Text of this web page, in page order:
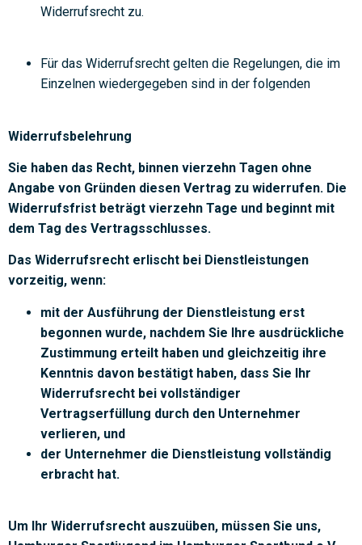
Widerrufsrecht zu.
Für das Widerrufsrecht gelten die Regelungen, die im
Einzelnen wiedergegeben sind in der folgenden
Widerrufsbelehrung
Sie haben das Recht, binnen vierzehn Tagen ohne
Angabe von Gründen diesen Vertrag zu widerrufen. Die
Widerrufsfrist beträgt vierzehn Tage und beginnt mit
dem Tag des Vertragsschlusses.
Das Widerrufsrecht erlischt bei Dienstleistungen
vorzeitig, wenn:
mit der Ausführung der Dienstleistung erst
begonnen wurde, nachdem Sie Ihre ausdrückliche
Zustimmung erteilt haben und gleichzeitig ihre
Kenntnis davon bestätigt haben, dass Sie Ihr
Widerrufsrecht bei vollständiger
Vertragserfüllung durch den Unternehmer
verlieren, und
der Unternehmer die Dienstleistung vollständig
erbracht hat.
Um Ihr Widerrufsrecht auszuüben, müssen Sie uns,